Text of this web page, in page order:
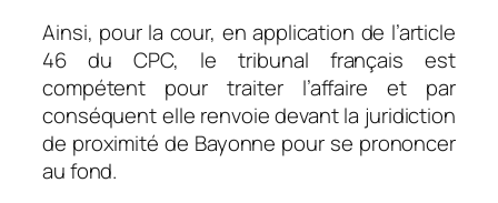
Ainsi, pour la cour, en application de l’article
46 du CPC, le tribunal français est
compétent pour traiter l’affaire et par
conséquent elle renvoie devant la juridiction
de proximité de Bayonne pour se prononcer
au fond.